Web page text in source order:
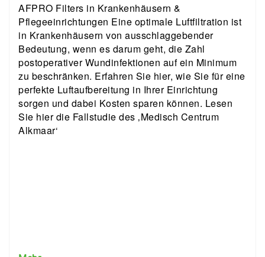
AFPRO Filters in Krankenhäusern &
Pflegeeinrichtungen Eine optimale Luftfiltration ist
in Krankenhäusern von ausschlaggebender
Bedeutung, wenn es darum geht, die Zahl
postoperativer Wundinfektionen auf ein Minimum
zu beschränken. Erfahren Sie hier, wie Sie für eine
perfekte Luftaufbereitung in Ihrer Einrichtung
sorgen und dabei Kosten sparen können. Lesen
Sie hier die Fallstudie des ‚Medisch Centrum
Alkmaar‘